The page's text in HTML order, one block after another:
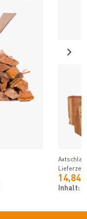
Axtschlag
14,84
Inhalt: